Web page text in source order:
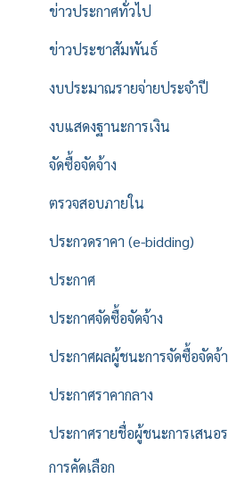
ข่าวประกาศทั่วไป
ข่าวประชาสัมพันธ์
งบประมาณรายจ่ายประจำปี
งบแสดงฐานะการเงิน
จัดซื้อจัดจ้าง
ตรวจสอบภายใน
ประกวดราคา (e-bidding)
ประกาศ
ประกาศจัดซื้อจัดจ้าง
ประกาศผลผู้ชนะการจัดซื้อจัดจ้
ประกาศราคากลาง
ประกาศรายชื่อผู้ชนะการเสนอ
การคัดเลือก